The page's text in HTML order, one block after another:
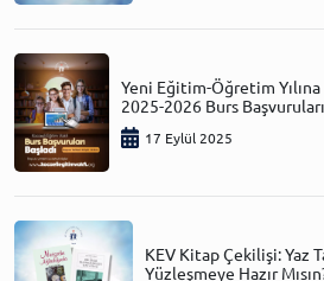
Yeni Eğitim-Öğretim
2025-2026 Burs
17 Eylül 2025
KEV Kitap Çekilişi: Yaz
Yüzleşmeye Hazır